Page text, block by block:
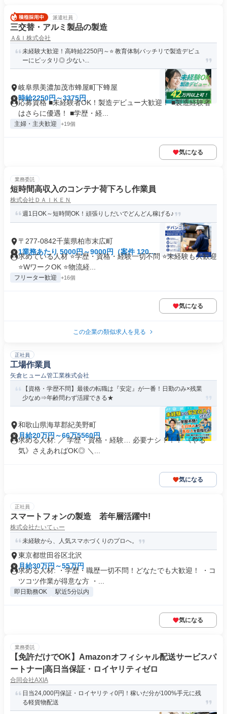
派遣社員
三交替・アルミ製品の製造
Ａ&Ｉ株式会社
未経験大歓迎！高時給2250円～⭐ 教育体制バッチリで製造デビュ
ーにピッタリ◎ 少ない...
岐阜県美濃加茂市蜂屋町下蜂屋
時給2250円～3375円
応募資格 ■未経験者OK！製造デビュー大歓迎！ ■製造経験者
はさらに優遇！ ■学歴・経...
主婦・主夫歓迎 +19個
気になる
業務委託
短時間高収入のコンテナ荷下ろし作業員
株式会社ＤＡＩＫＥＮ
週1日OK～短時間OK！頑張りしだいでどんどん稼げる♪
〒277-0842千葉県柏市末広町
1業務あたり 5000円～9000円（案件 120
分）
求めている人材 ⭐学歴・資格・経験一切不問 ⭐未経験も大歓迎
⭐WワークOK ⭐物流経...
フリーター歓迎 +16個
気になる
この企業の類似求人を見る
正社員
工場作業員
矢倉ヒューム管工業株式会社
【資格・学歴不問】最後の転職は『安定』が一番！日勤のみ×残業
少なめ⇒年齢問わず活躍できる★
和歌山県海草郡紀美野町
月給20万円～66万5560円
求める人材: ／ 学歴・資格・経験… 必要ナシ！！！ 《やる
気》さえあればOK◎ ＼...
気になる
正社員
スマートフォンの製造 若年層活躍中!
株式会社たいてぃー
未経験から、人気スマホづくりのプロへ。
東京都世田谷区北沢
月給30万円～55万円
求める人材: ・学歴・職歴一切不問！どなたでも大歓迎！ ・コ
ツコツ作業が得意な方 ・...
即日勤務OK 駅近5分以内
気になる
業務委託
【免許だけでOK】Amazonオフィシャル配送サービスパ
ートナー|高日当保証・ロイヤリティゼロ
合同会社AXIA
日当24,000円保証・ロイヤリティ0円！稼いだ分が100%手元に残
る軽貨物配送